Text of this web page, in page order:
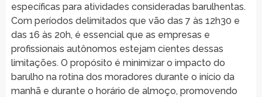
específicas para atividades consideradas barulhentas.
Com períodos delimitados que vão das 7 às 12h30 e
das 16 às 20h, é essencial que as empresas e
profissionais autônomos estejam cientes dessas
limitações. O propósito é minimizar o impacto do
barulho na rotina dos moradores durante o início da
manhã e durante o horário de almoço, promovendo